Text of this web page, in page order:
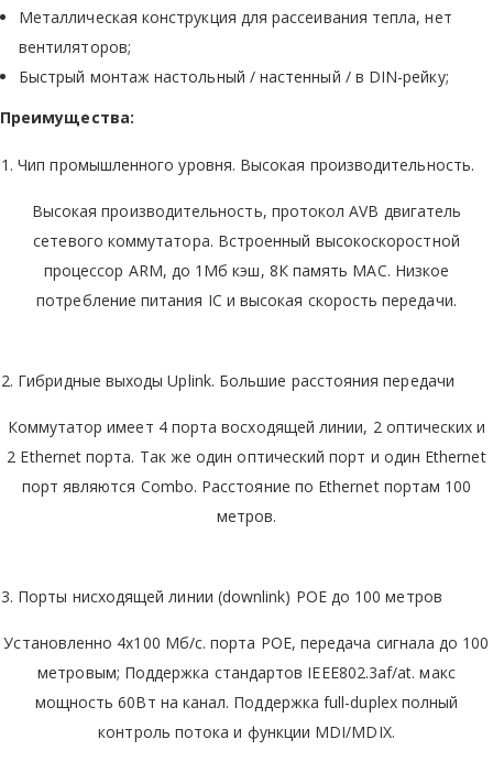
Металлическая конструкция для рассеивания тепла, нет
вентиляторов;
Быстрый монтаж настольный / настенный / в DIN-рейку;
Преимущества:
1. Чип промышленного уровня. Высокая производительность.
Высокая производительность, протокол AVB двигатель
сетевого коммутатора. Встроенный высокоскоростной
процессор ARM, до 1Мб кэш, 8К память MAC. Низкое
потребление питания IC и высокая скорость передачи.
2. Гибридные выходы Uplink. Большие расстояния передачи
Коммутатор имеет 4 порта восходящей линии, 2 оптических и
2 Ethernet порта. Так же один оптический порт и один Ethernet
порт являются Combo. Расстояние по Ethernet портам 100
метров.
3. Порты нисходящей линии (downlink) POE до 100 метров
Установленно 4x100 Мб/с. порта POE, передача сигнала до 100
метровым; Поддержка стандартов IEEE802.3af/at. макс
мощность 60Вт на канал. Поддержка full-duplex полный
контроль потока и функции MDI/MDIX.